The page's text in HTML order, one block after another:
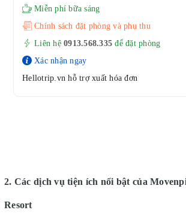
Miễn phí bữa sáng
Chính sách đặt phòng và phụ thu
Liên hệ 0913.568.335 để đặt phòng
Xác nhận ngay
Hellotrip.vn hỗ trợ xuất hóa đơn
2. Các dịch vụ tiện ích nổi bật của
Resort